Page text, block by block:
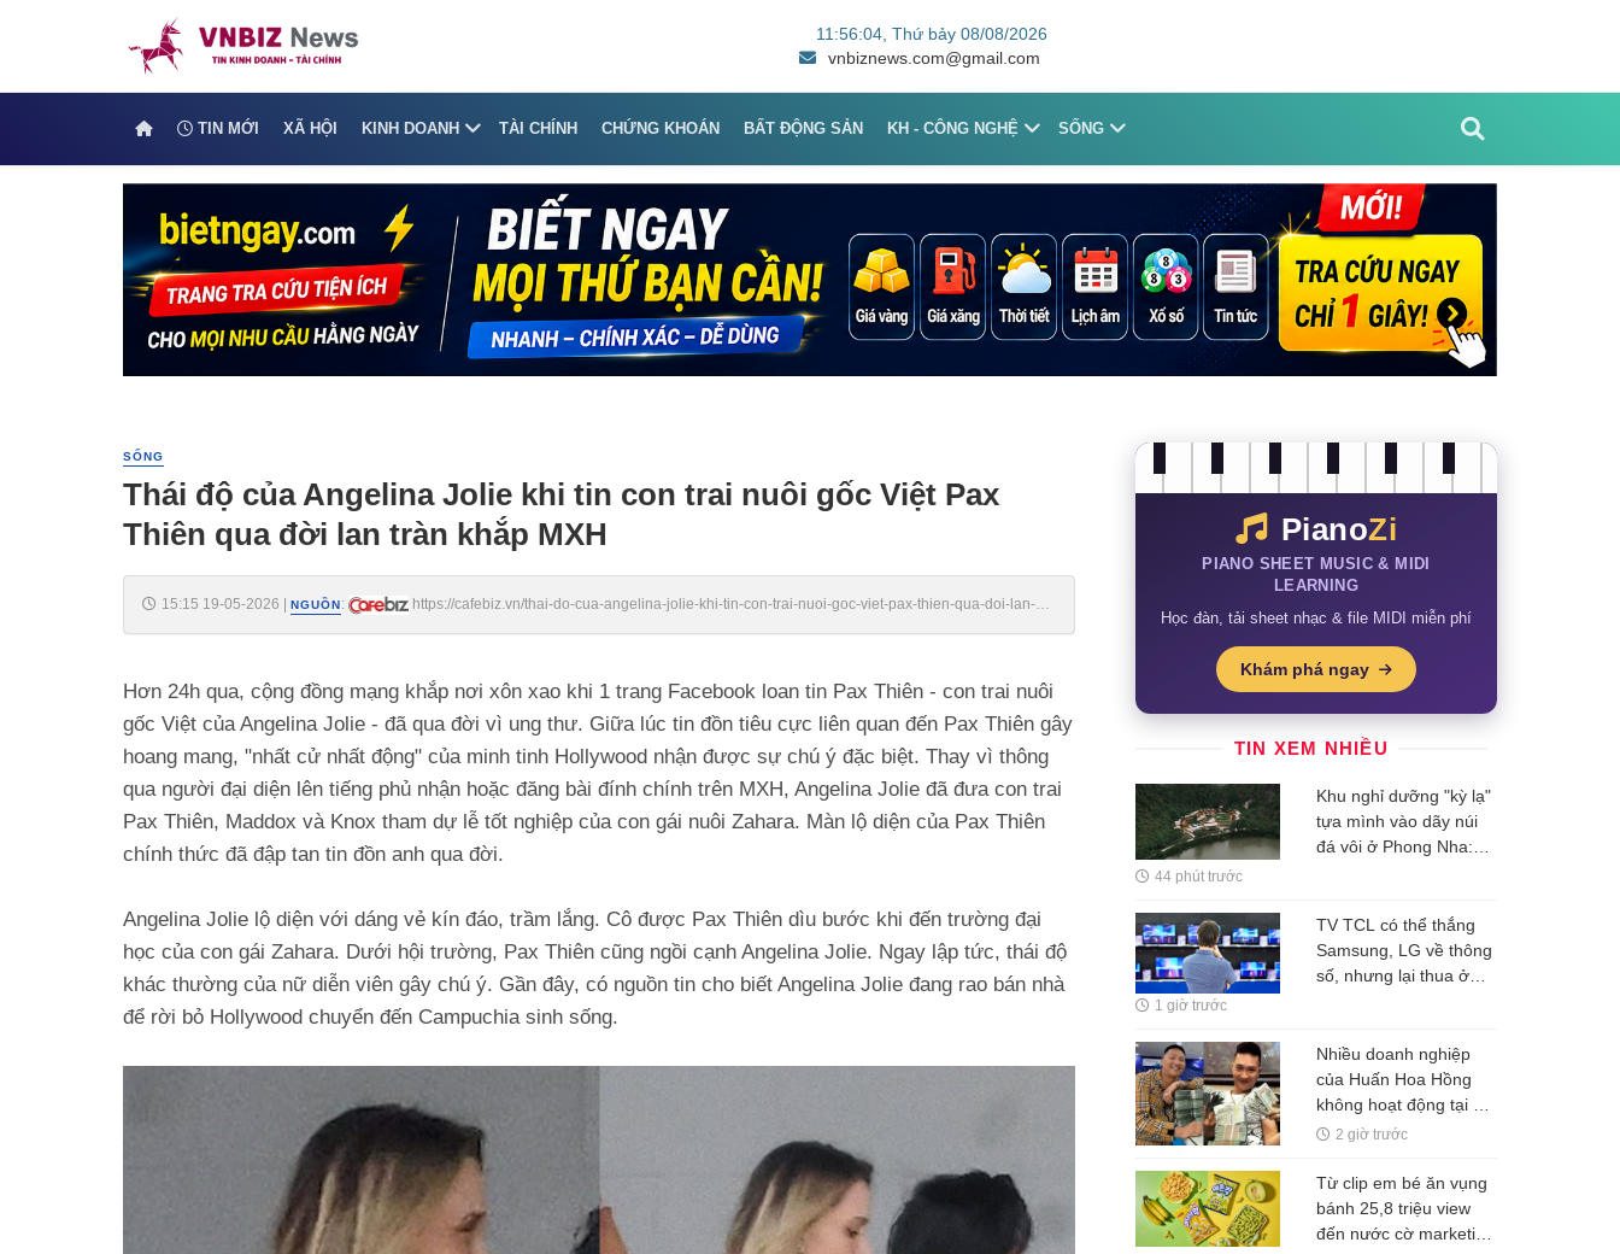
11:56:04, Thứ bảy 08/08/2026
vnbiznews.com@gmail.com
TIN MỚI XÃ HỘI KINH DOANH TÀI CHÍNH CHỨNG KHOÁN BẤT ĐỘNG SẢN KH - CÔNG NGHỆ SỐNG
SỐNG
Thái độ của Angelina Jolie khi tin con trai nuôi gốc Việt Pax
Thiên qua đời lan tràn khắp MXH
15:15 19-05-2026 | NGUỒN:
https://cafebiz.vn/thai-do-cua-angelina-jolie-khi-tin-con-trai-nuoi-goc-viet-pax-thien-qua-doi-lan-
Hơn 24h qua, cộng đồng mạng khắp nơi xôn xao khi 1 trang Facebook loan tin Pax Thiên - con trai nuôi
gốc Việt của Angelina Jolie - đã qua đời vì ung thư. Giữa lúc tin đồn tiêu cực liên quan đến Pax Thiên gây
hoang mang, "nhất cử nhất động" của minh tinh Hollywood nhận được sự chú ý đặc biệt. Thay vì thông
qua người đại diện lên tiếng phủ nhận hoặc đăng bài đính chính trên MXH, Angelina Jolie đã đưa con trai
Pax Thiên, Maddox và Knox tham dự lễ tốt nghiệp của con gái nuôi Zahara. Màn lộ diện của Pax Thiên
chính thức đã đập tan tin đồn anh qua đời.
Angelina Jolie lộ diện với dáng vẻ kín đáo, trầm lắng. Cô được Pax Thiên dìu bước khi đến trường đại
học của con gái Zahara. Dưới hội trường, Pax Thiên cũng ngồi cạnh Angelina Jolie. Ngay lập tức, thái độ
khác thường của nữ diễn viên gây chú ý. Gần đây, có nguồn tin cho biết Angelina Jolie đang rao bán nhà
để rời bỏ Hollywood chuyển đến Campuchia sinh sống.
PianoZi
PIANO SHEET MUSIC & MIDI
LEARNING
Học đàn, tải sheet nhạc & file MIDI miễn phí
Khám phá ngay
TIN XEM NHIỀU
Khu nghỉ dưỡng "kỳ lạ"
tựa mình vào dãy núi
đá vôi ở Phong Nha:
khách như bước vào
vùng đất cổ xưa
44 phút trước
TV TCL có thể thắng
Samsung, LG về thông
số, nhưng lại thua ở
1 giờ trước
Nhiều doanh nghiệp
của Huấn Hoa Hồng
không hoạt động tại địa
chỉ đăng ký
2 giờ trước
Từ clip em bé ăn vụng
bánh 25,8 triệu view
đến nước cờ marketing